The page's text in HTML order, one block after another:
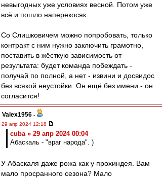
невыгодных уже условиях весной. Потом уже
всё и пошло наперекосяк...
Со Слишковичем можно попробовать, только
контракт с ним нужно заключить грамотно,
поставить в жёсткую зависимость от
результата: будет команда побеждать -
получай по полной, а нет - извини и досвидос
без всякой неустойки. Он ещё без имени - он
согласится!
Valex1956 -
29 апр 2024 12:18
cuba » 29 апр 2024 00:04
Абаскаль - "враг народа". )
У Абаскаля даже рожа как у прохиндея. Вам
мало просранного сезона? Мало